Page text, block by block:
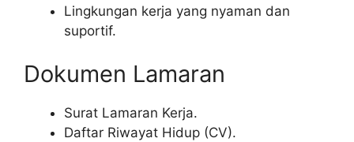
Lingkungan kerja yang nyaman dan
suportif.
Dokumen Lamaran
Surat Lamaran Kerja.
Daftar Riwayat Hidup (CV).